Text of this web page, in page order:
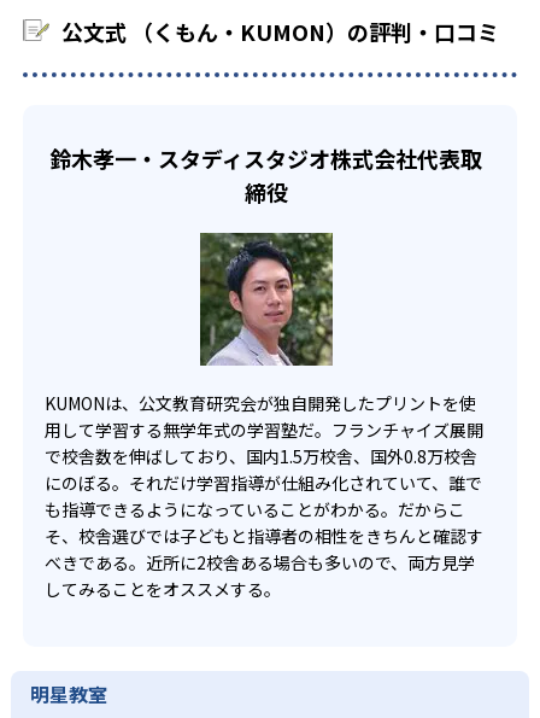
KUMONでは、教室が開いている時間内であれば、何曜日に
い中高生にも通室しやすい。また、教室によっては自宅か
中学生・高校生
部活や習い事と両立したい生徒向け
宿題の量や進め方に関しては、いつでも気軽に相談可能
公文式 （くもん・KUMON）の評判・口コミ
鈴木孝一・スタディスタジオ株式会社代表取
締役
KUMONは、公文教育研究会が独自開発したプリントを使
用して学習する無学年式の学習塾だ。フランチャイズ展開
で校舎数を伸ばしており、国内1.5万校舎、国外0.8万校舎
にのぼる。それだけ学習指導が仕組み化されていて、誰で
も指導できるようになっていることがわかる。だからこ
そ、校舎選びでは子どもと指導者の相性をきちんと確認す
べきである。近所に2校舎ある場合も多いので、両方見学
してみることをオススメする。
明星教室